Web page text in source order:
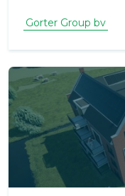
die in totaal 170
telt negen
meter hoog en
het project.
Gorter Group bv